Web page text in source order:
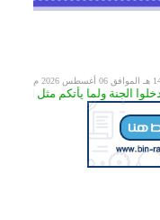
الجنة ولما يأتكم مثل الذين خلوا